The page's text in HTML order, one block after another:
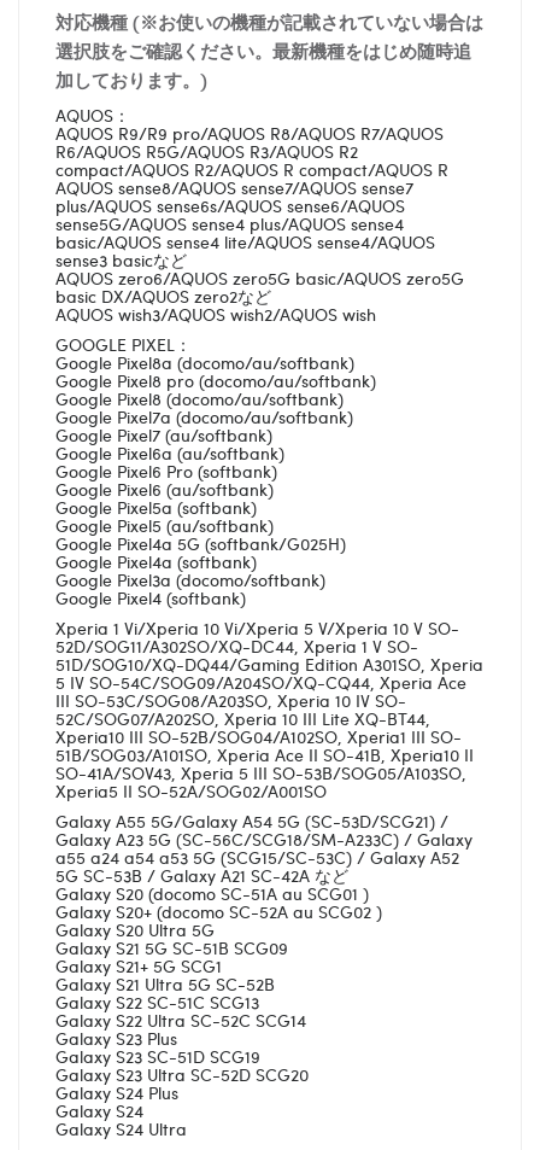
対応機種 (※お使いの機種が記載されていない場合は
選択肢をご確認ください。最新機種をはじめ随時追
加しております。)
AQUOS：
AQUOS R9/R9 pro/AQUOS R8/AQUOS R7/AQUOS
R6/AQUOS R5G/AQUOS R3/AQUOS R2
compact/AQUOS R2/AQUOS R compact/AQUOS R
AQUOS sense8/AQUOS sense7/AQUOS sense7
plus/AQUOS sense6s/AQUOS sense6/AQUOS
sense5G/AQUOS sense4 plus/AQUOS sense4
basic/AQUOS sense4 lite/AQUOS sense4/AQUOS
sense3 basicなど
AQUOS zero6/AQUOS zero5G basic/AQUOS zero5G
basic DX/AQUOS zero2など
AQUOS wish3/AQUOS wish2/AQUOS wish
GOOGLE PIXEL：
Google Pixel8a (docomo/au/softbank)
Google Pixel8 pro (docomo/au/softbank)
Google Pixel8 (docomo/au/softbank)
Google Pixel7a (docomo/au/softbank)
Google Pixel7 (au/softbank)
Google Pixel6a (au/softbank)
Google Pixel6 Pro (softbank)
Google Pixel6 (au/softbank)
Google Pixel5a (softbank)
Google Pixel5 (au/softbank)
Google Pixel4a 5G (softbank/G025H)
Google Pixel4a (softbank)
Google Pixel3a (docomo/softbank)
Google Pixel4 (softbank)
Xperia 1 Vi/Xperia 10 Vi/Xperia 5 V/Xperia 10 V SO-
52D/SOG11/A302SO/XQ-DC44, Xperia 1 V SO-
51D/SOG10/XQ-DQ44/Gaming Edition A301SO, Xperia
5 IV SO-54C/SOG09/A204SO/XQ-CQ44, Xperia Ace
III SO-53C/SOG08/A203SO, Xperia 10 IV SO-
52C/SOG07/A202SO, Xperia 10 III Lite XQ-BT44,
Xperia10 III SO-52B/SOG04/A102SO, Xperia1 III SO-
51B/SOG03/A101SO, Xperia Ace II SO-41B, Xperia10 II
SO-41A/SOV43, Xperia 5 III SO-53B/SOG05/A103SO,
Xperia5 II SO-52A/SOG02/A001SO
Galaxy A55 5G/Galaxy A54 5G (SC-53D/SCG21) /
Galaxy A23 5G (SC-56C/SCG18/SM-A233C) / Galaxy
a55 a24 a54 a53 5G (SCG15/SC-53C) / Galaxy A52
5G SC-53B / Galaxy A21 SC-42A など
Galaxy S20 (docomo SC-51A au SCG01 )
Galaxy S20+ (docomo SC-52A au SCG02 )
Galaxy S20 Ultra 5G
Galaxy S21 5G SC-51B SCG09
Galaxy S21+ 5G SCG1
Galaxy S21 Ultra 5G SC-52B
Galaxy S22 SC-51C SCG13
Galaxy S22 Ultra SC-52C SCG14
Galaxy S23 Plus
Galaxy S23 SC-51D SCG19
Galaxy S23 Ultra SC-52D SCG20
Galaxy S24 Plus
Galaxy S24
Galaxy S24 Ultra